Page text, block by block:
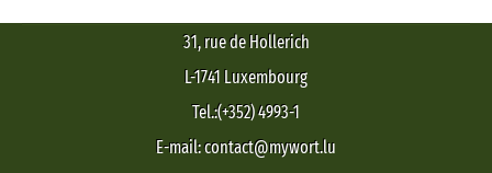
31, rue de Hollerich
L-1741 Luxembourg
Tel.:(+352) 4993-1
E-mail: contact@mywort.lu